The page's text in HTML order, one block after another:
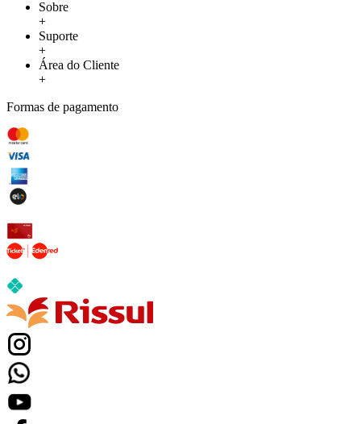
Sobre
+
Suporte
+
Área do Cliente
+
Formas de pagamento